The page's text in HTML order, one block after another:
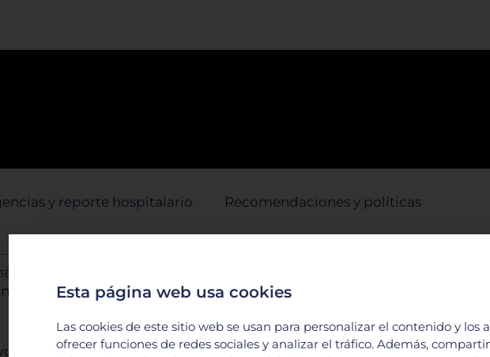
y reporte hospitalario Recomendaciones y políticas
importante es la seguridad y satisfacción de nuestros
que el día de su hospitalización lleve a cabo el siguiente
de presentarse en el Departamento de Admisiones dos
Esta página web usa cookies
Las cookies de este sitio web se usan para personalizar el contenido y los
ofrecer funciones de redes sociales y analizar el tráfico. Además,